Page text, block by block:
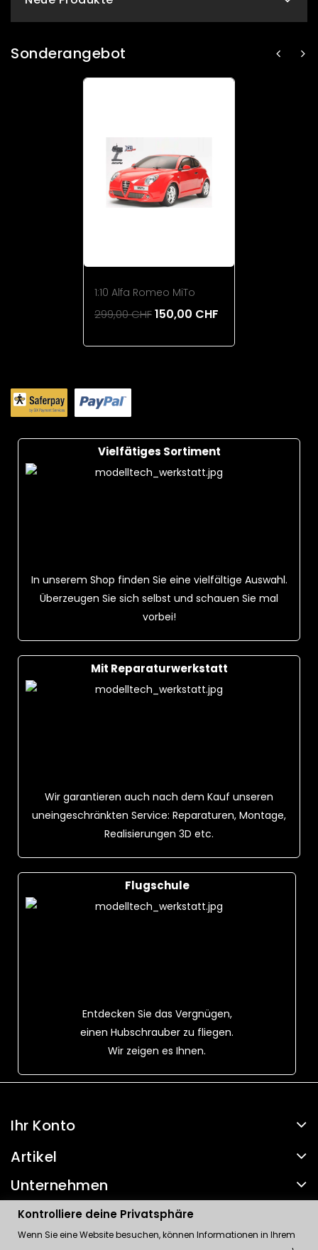
Sonderangebot
1:10 Alfa Romeo MiTo
299,00 CHF150,00 CHF
Vielfätiges Sortiment
In unserem Shop finden Sie eine vielfältige Auswahl.
Überzeugen Sie sich selbst und schauen Sie mal
vorbei!
Mit Reparaturwerkstatt
Wir garantieren auch nach dem Kauf unseren
uneingeschränkten Service: Reparaturen, Montage,
Realisierungen 3D etc.
Flugschule
Entdecken Sie das Vergnügen,
einen Hubschrauber zu fliegen.
Wir zeigen es Ihnen.
Ihr Konto
Artikel
Unternehmen
Kontakt
Kontrolliere deine Privatsphäre
Wenn Sie eine Website besuchen, können Informationen in Ihrem